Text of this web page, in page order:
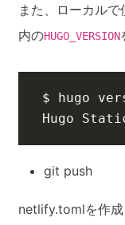
また、ローカル
内のHUGO_VERSION
Hugo
git push
netlify.tomlを作